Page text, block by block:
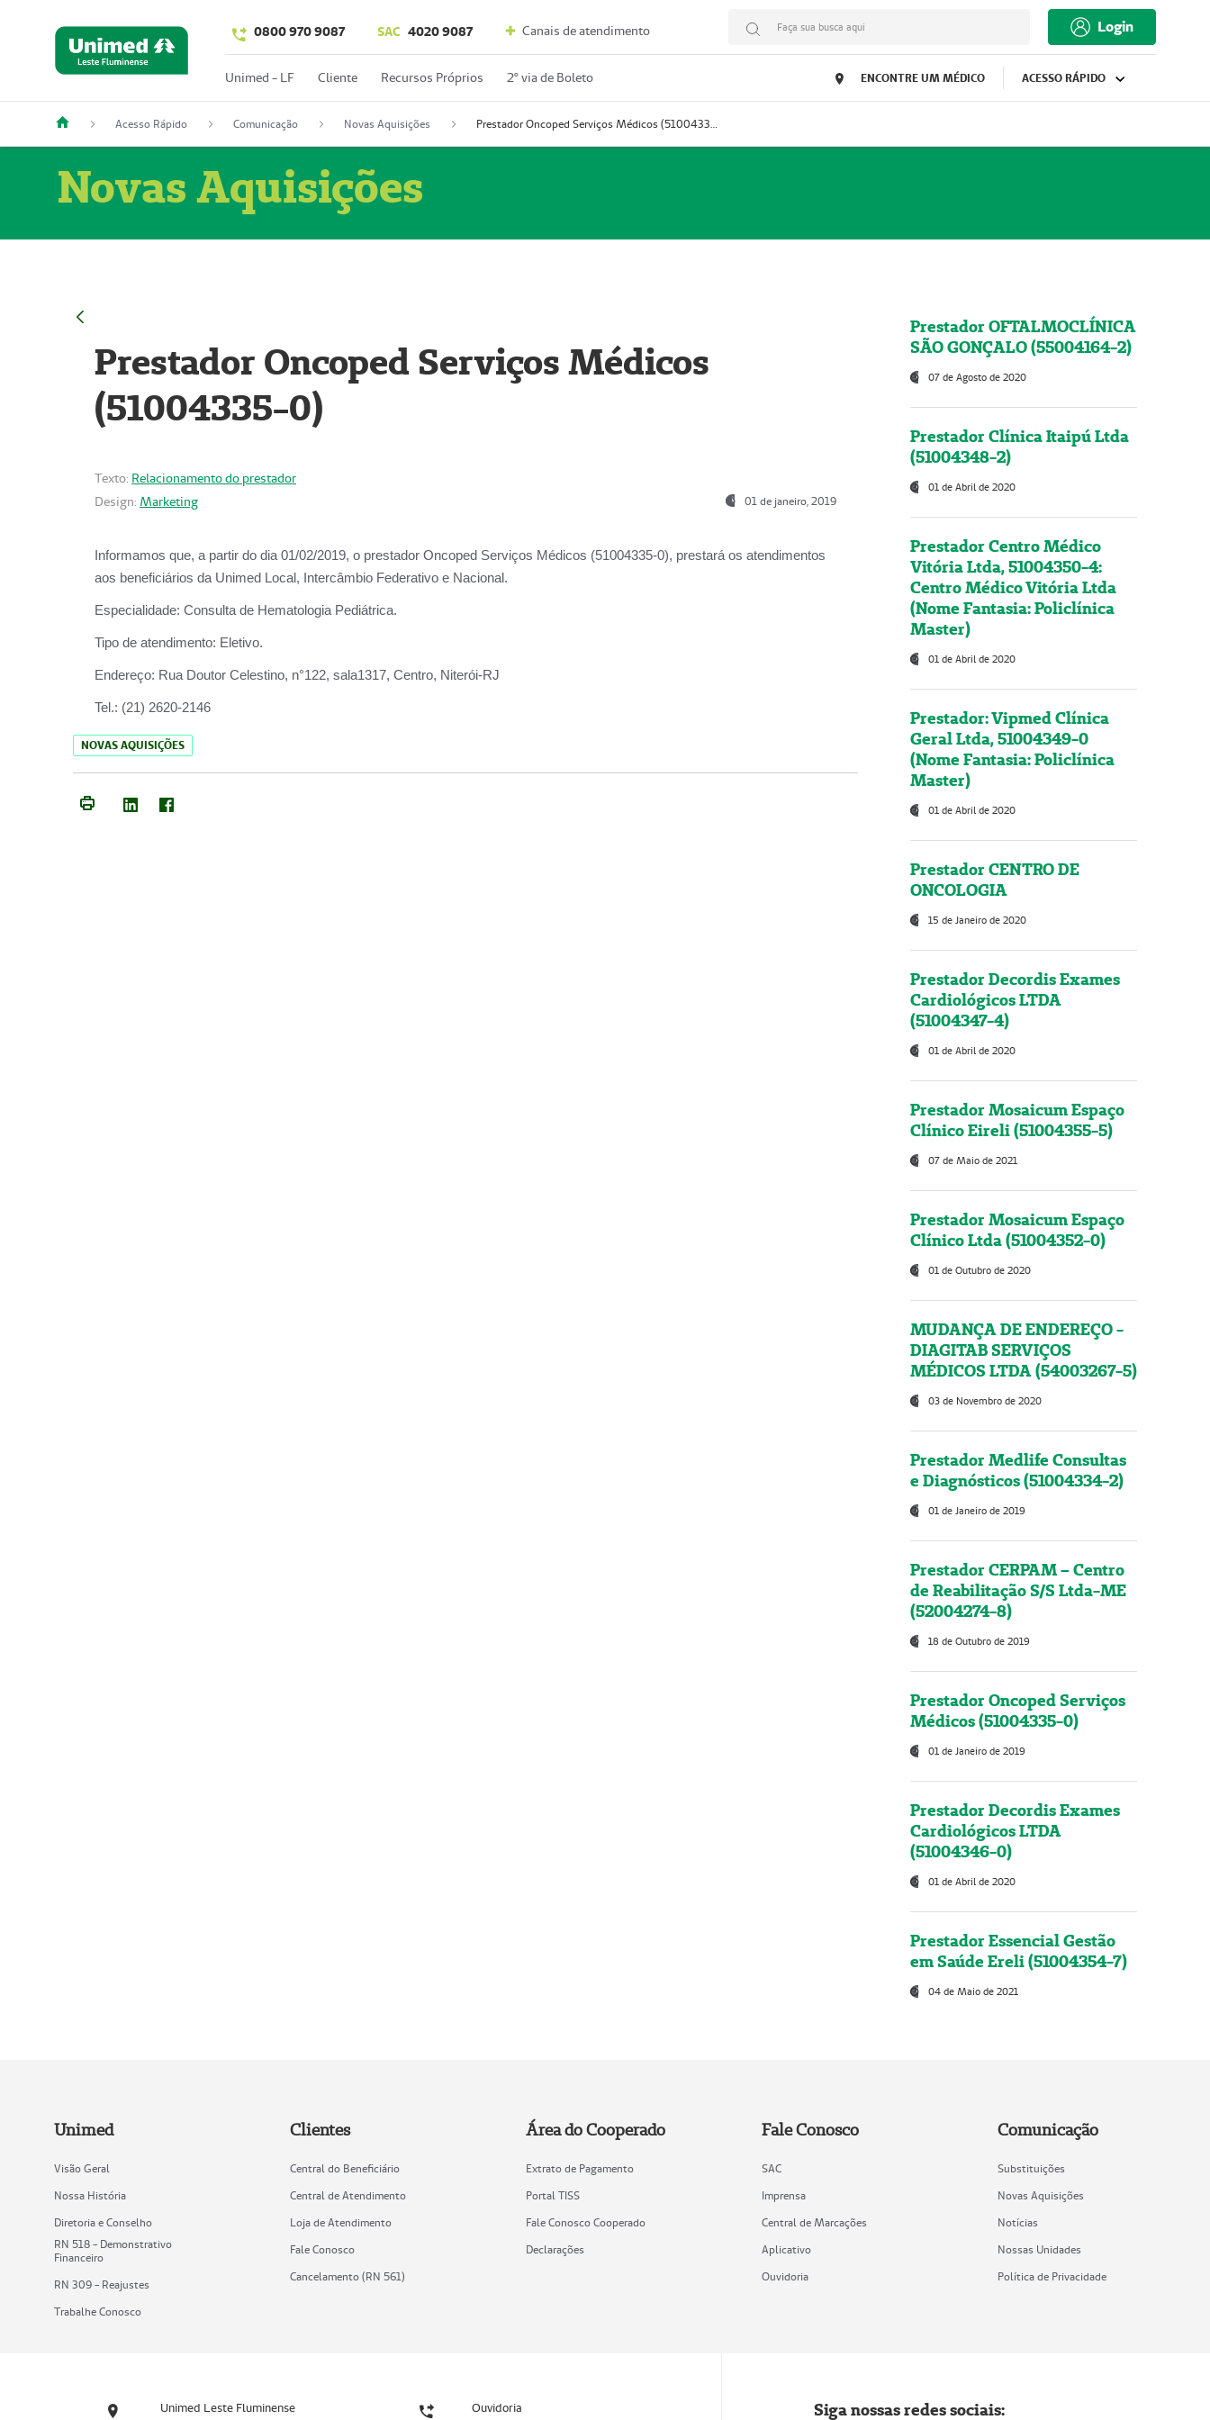
0800 970 9087 SAC 4020 9087 Canais de atendimento Faça sua busca aqui Login
Unimed - LF Cliente Recursos Próprios 2º via de Boleto ENCONTRE UM MÉDICO ACESSO RÁPIDO
Acesso Rápido Comunicação Novas Aquisições Prestador Oncoped Serviços Médicos (51004335-0)
Novas Aquisições
Prestador Oncoped Serviços Médicos
(51004335-0)
Texto: Relacionamento do prestador
Design: Marketing 01 de janeiro, 2019
Informamos que, a partir do dia 01/02/2019, o prestador Oncoped Serviços Médicos (51004335-0), prestará os atendimentos
aos beneficiários da Unimed Local, Intercâmbio Federativo e Nacional.
Especialidade: Consulta de Hematologia Pediátrica.
Tipo de atendimento: Eletivo.
Endereço: Rua Doutor Celestino, n°122, sala1317, Centro, Niterói-RJ
Tel.: (21) 2620-2146
NOVAS AQUISIÇÕES
Prestador OFTALMOCLÍNICA
SÃO GONÇALO (55004164-2)
07 de Agosto de 2020
Prestador Clínica Itaipú Ltda
(51004348-2)
01 de Abril de 2020
Prestador Centro Médico
Vitória Ltda, 51004350-4:
Centro Médico Vitória Ltda
(Nome Fantasia: Policlínica
Master)
01 de Abril de 2020
Prestador: Vipmed Clínica
Geral Ltda, 51004349-0
(Nome Fantasia: Policlínica
Master)
01 de Abril de 2020
Prestador CENTRO DE
ONCOLOGIA
15 de Janeiro de 2020
Prestador Decordis Exames
Cardiológicos LTDA
(51004347-4)
01 de Abril de 2020
Prestador Mosaicum Espaço
Clínico Eireli (51004355-5)
07 de Maio de 2021
Prestador Mosaicum Espaço
Clínico Ltda (51004352-0)
01 de Outubro de 2020
MUDANÇA DE ENDEREÇO -
DIAGITAB SERVIÇOS
MÉDICOS LTDA (54003267-5)
03 de Novembro de 2020
Prestador Medlife Consultas
e Diagnósticos (51004334-2)
01 de Janeiro de 2019
Prestador CERPAM – Centro
de Reabilitação S/S Ltda-ME
(52004274-8)
18 de Outubro de 2019
Prestador Oncoped Serviços
Médicos (51004335-0)
01 de Janeiro de 2019
Prestador Decordis Exames
Cardiológicos LTDA
(51004346-0)
01 de Abril de 2020
Prestador Essencial Gestão
em Saúde Ereli (51004354-7)
04 de Maio de 2021
Unimed
Visão Geral
Nossa História
Diretoria e Conselho
RN 518 - Demonstrativo
Financeiro
RN 309 - Reajustes
Trabalhe Conosco
Clientes
Central do Beneficiário
Central de Atendimento
Loja de Atendimento
Fale Conosco
Cancelamento (RN 561)
Área do Cooperado
Extrato de Pagamento
Portal TISS
Fale Conosco Cooperado
Declarações
Fale Conosco
SAC
Imprensa
Central de Marcações
Aplicativo
Ouvidoria
Comunicação
Substituições
Novas Aquisições
Notícias
Nossas Unidades
Política de Privacidade
Unimed Leste Fluminense Ouvidoria Siga nossas redes sociais: